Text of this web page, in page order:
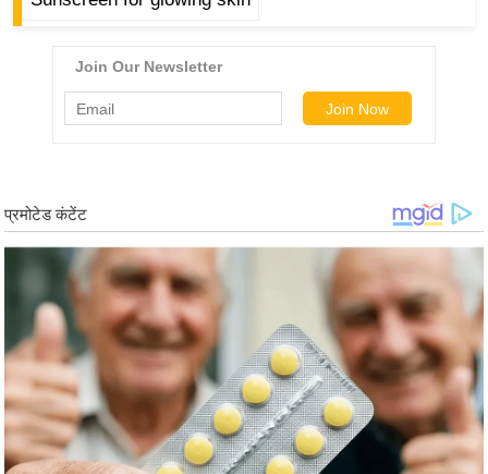
नु
स्खे
र्य
ट
न
स्थ
ल
फि